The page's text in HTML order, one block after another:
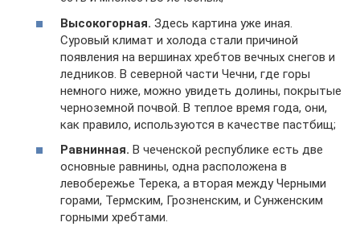
Высокогорная. Здесь картина уже иная.
Суровый климат и холода стали причиной
появления на вершинах хребтов вечных снегов и
ледников. В северной части Чечни, где горы
немного ниже, можно увидеть долины, покрытые
черноземной почвой. В теплое время года, они,
как правило, используются в качестве пастбищ;
Равнинная. В чеченской республике есть две
основные равнины, одна расположена в
левобережье Терека, а вторая между Черными
горами, Термским, Грозненским, и Сунженским
горными хребтами.